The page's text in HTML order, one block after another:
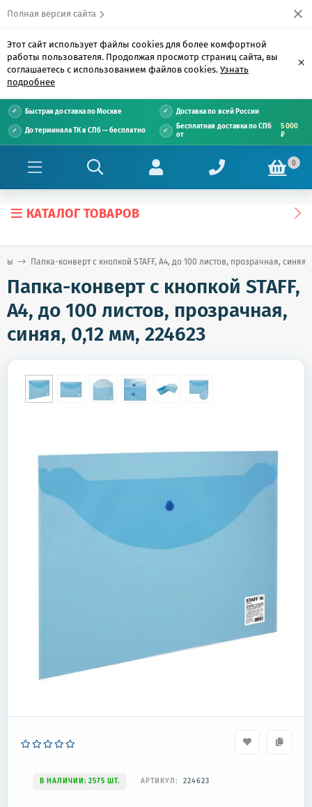
Полная версия сайта
Этот сайт использует файлы cookies для более комфортной
работы пользователя. Продолжая просмотр страниц сайта, вы
соглашаетесь с использованием файлов cookies. Узнать
подробнее
×
Быстрая доставка по Москве Доставка по всей России
До терминала ТК в СПб — бесплатно
Бесплатная доставка по СПб
от
5 000
₽
0
КАТАЛОГ ТОВАРОВ
Папка-конверт с кнопкой STAFF, А4, до 100 листов, прозрачная, синяя,
Папка-конверт с кнопкой STAFF,
А4, до 100 листов, прозрачная,
синяя, 0,12 мм, 224623
В НАЛИЧИИ: 2575 ШТ. АРТИКУЛ: 224623